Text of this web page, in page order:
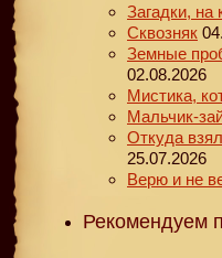
Загадки, на
Сквозняк
Земные
02.08.2026
Мистика,
Мальчик-
Откуда
25.07.2026
Верю и не
Рекомендуем